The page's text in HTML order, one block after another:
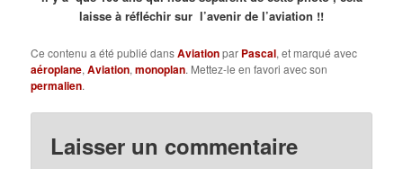
laisse à réfléchir sur l’avenir de l’aviation !!
Ce contenu a été publié dansAviationpar Pascal, et marqué avec
aéroplane,Aviation,monoplan. Mettez-le en favori avec son
permalien.
Laisser un commentaire